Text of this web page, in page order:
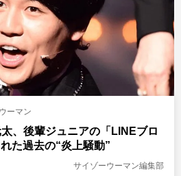
ーマン
、後輩ジュニアの「LINEブロ
た過去の“炎上騒動”
サイゾーウーマン編集部